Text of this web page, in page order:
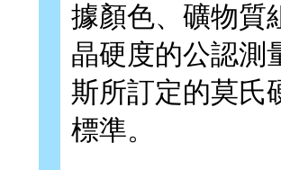
據顏色、礦物質
晶硬度的公認測
斯所訂定的莫氏
標準。